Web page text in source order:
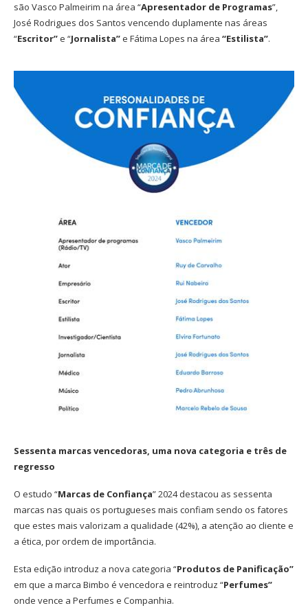
são Vasco Palmeirim na área “Apresentador de Programas”,
José Rodrigues dos Santos vencendo duplamente nas áreas
“Escritor”e “Jornalista”e Fátima Lopes na área “Estilista”.
Sessenta marcas vencedoras, uma nova categoria e três de
regresso
O estudo “Marcas de Confiança” 2024 destacou as sessenta
marcas nas quais os portugueses mais confiam sendo os fatores
que estes mais valorizam a qualidade (42%), a atenção ao cliente e
a ética, por ordem de importância.
Esta edição introduz a nova categoria “Produtos de Panificação”
em que a marca Bimbo é vencedora e reintroduz “Perfumes”
onde vence a Perfumes e Companhia.